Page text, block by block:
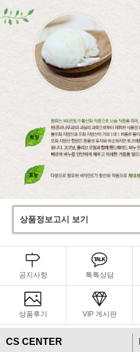
상품정보고시 보기
공지사항 톡톡상담
상품후기 VIP 게시판
CS CENTER